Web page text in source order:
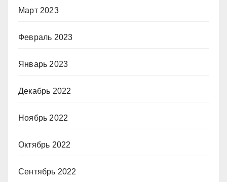
Март 2023
Февраль 2023
Январь 2023
Декабрь 2022
Ноябрь 2022
Октябрь 2022
Сентябрь 2022